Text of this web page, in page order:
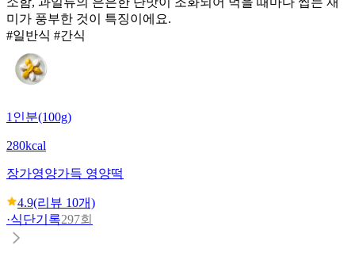
미가 풍부한 것이 특징이에요.
#일반식 #간식
1인분(100g)
280kcal
장가영양가득 영양떡
4.9(리뷰 10개)
·식단기록297회